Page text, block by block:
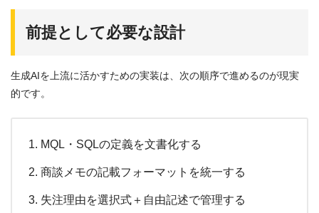
前提として必要な設計
生成AIを上流に活かすための実装は、次の順序で進めるのが現実
的です。
MQL・SQLの定義を文書化する
商談メモの記載フォーマットを統一する
失注理由を選択式＋自由記述で管理する